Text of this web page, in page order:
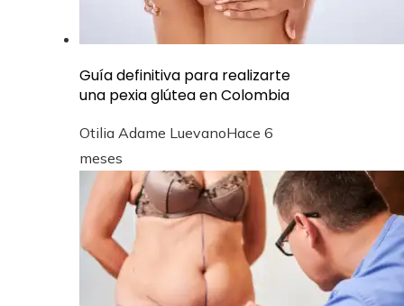
Guía definitiva para realizarte
una pexia glútea en Colombia
Otilia Adame LuevanoHace 6
meses